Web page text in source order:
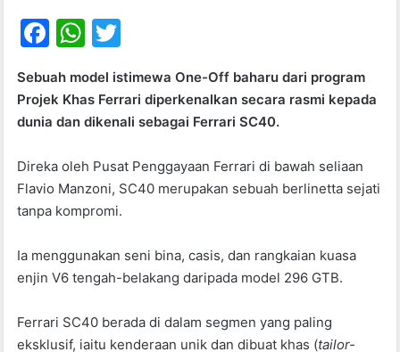
F
c
e
o
o
W
at
s
p
p
itt
er
Sebuah model istimewa One-Off baharu dari program
Projek Khas Ferrari diperkenalkan secara rasmi kepada
dunia dan dikenali sebagai Ferrari SC40.
Direka oleh Pusat Penggayaan Ferrari di bawah seliaan
Flavio Manzoni, SC40 merupakan sebuah berlinetta sejati
tanpa kompromi.
Ia menggunakan seni bina, casis, dan rangkaian kuasa
enjin V6 tengah-belakang daripada model 296 GTB.
Ferrari SC40 berada di dalam segmen yang paling
eksklusif, iaitu kenderaan unik dan dibuat khas (tailor-